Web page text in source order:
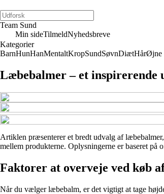
Team Sund
Min sideTilmeldNyhedsbreve
Kategorier
BarnHunHanMentaltKropSundSøvnDiætHårØjne
Læbebalmer – et inspirerende
Artiklen præsenterer et bredt udvalg af
mellem produkterne. Oplysningerne er baseret
Faktorer at overveje ved køb
Når du vælger læbebalm, er det vigtigt at tage